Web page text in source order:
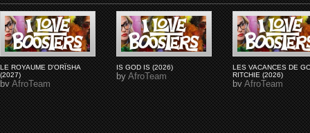
LE ROYAUME D'ORÏSHA
(2027)
byAfroTeam
IS GOD IS (2026)
byAfroTeam
LES VACANCES DE
RITCHIE (2026)
byAfroTeam